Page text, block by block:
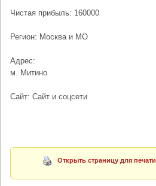
Чистая прибыль: 160000
Регион: Москва и МО
Адрес:
м. Митино
Сайт: Сайт и соцсети
Открыть страницу для печати